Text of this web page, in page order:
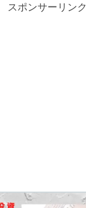
スポンサーリンク